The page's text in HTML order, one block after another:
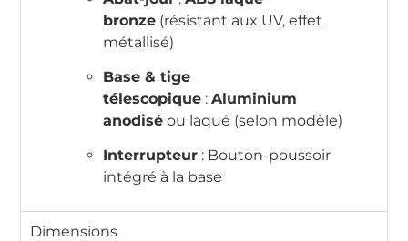
bronze (résistant aux UV, effet
métallisé)
Base & tige
télescopique : Aluminium
anodisé ou laqué (selon modèle)
Interrupteur : Bouton-poussoir
intégré à la base
Dimensions